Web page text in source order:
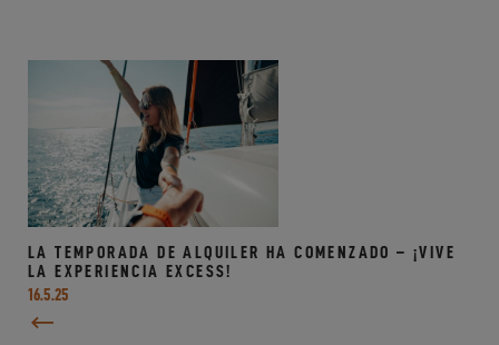
LA TEMPORADA DE ALQUILER HA COMENZADO – ¡VIVE
LA EXPERIENCIA EXCESS!
16.5.25